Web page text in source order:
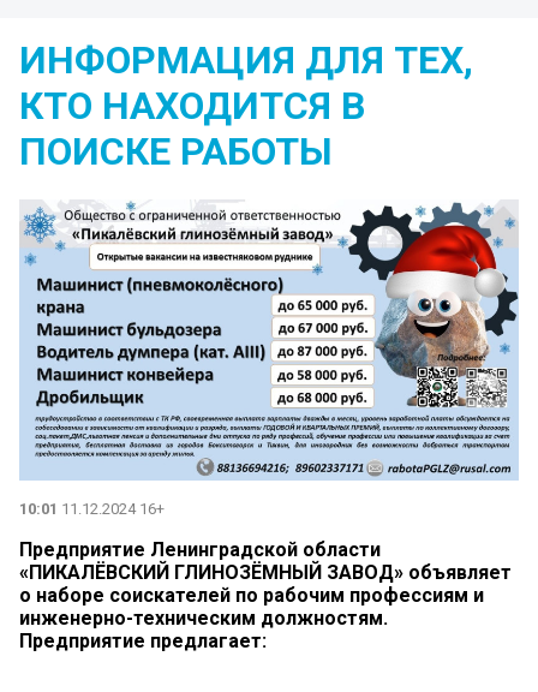
ИНФОРМАЦИЯ ДЛЯ ТЕХ,
КТО НАХОДИТСЯ В
ПОИСКЕ РАБОТЫ
10:01 11.12.2024 16+
Предприятие Ленинградской области
«ПИКАЛЁВСКИЙ ГЛИНОЗЁМНЫЙ ЗАВОД» объявляет
о наборе соискателей по рабочим профессиям и
инженерно-техническим должностям.
Предприятие предлагает: